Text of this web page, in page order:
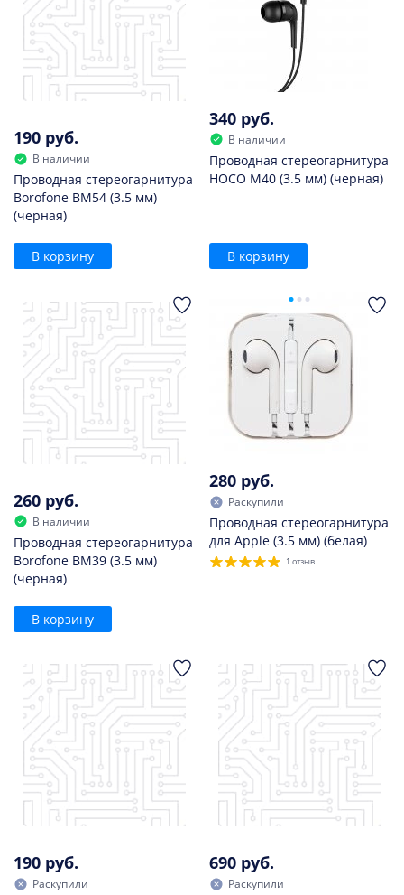
190 руб.
В наличии
Проводная стереогарнитура
Borofone BM54 (3.5 мм)
(черная)
В корзину
340 руб.
В наличии
Проводная стереогарнитура
HOCO M40 (3.5 мм) (черная)
В корзину
260 руб.
В наличии
Проводная стереогарнитура
Borofone BM39 (3.5 мм)
(черная)
В корзину
280 руб.
Раскупили
Проводная стереогарнитура
для Apple (3.5 мм) (белая)
1 отзыв
190 руб.
Раскупили
690 руб.
Раскупили